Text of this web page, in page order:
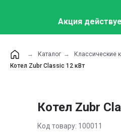
Акция
→ Каталог → Классические
Котел Zubr Classic 12 кВт
Котел Zubr
Код товару: 100011